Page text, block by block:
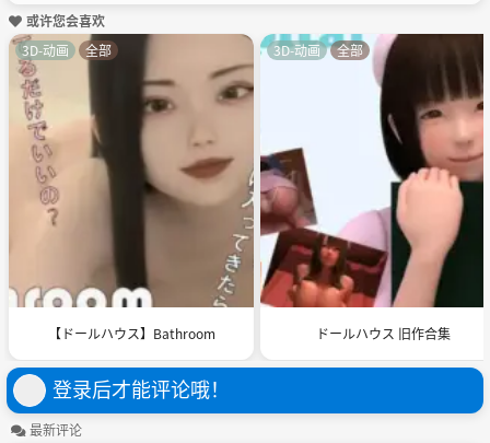
或许您会喜欢
【ドールハウス】Bathroom
3D-动画 全部
ドールハウス 旧作合集
3D-动画 全部
登录后才能评论哦！
最新评论